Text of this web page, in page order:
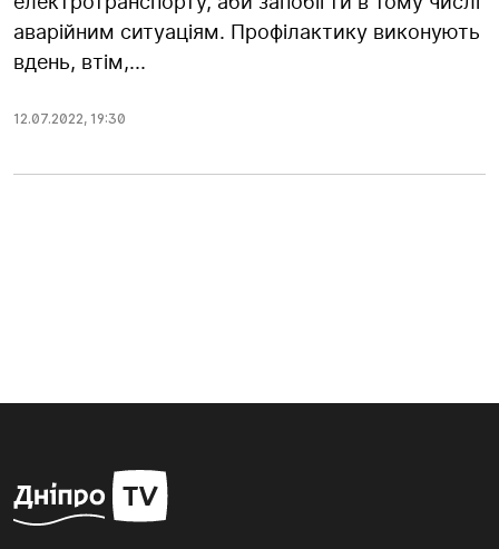
аварійним ситуаціям. Профілактику виконують
вдень, втім,...
12.07.2022, 19:30